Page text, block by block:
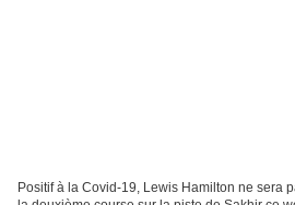
Positif à la Covid-19, Lewis Hamilton ne sera